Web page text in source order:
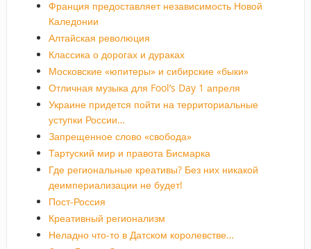
Франция предоставляет независимость Новой
Каледонии
Алтайская революция
Классика о дорогах и дураках
Московские «юпитеры» и сибирские «быки»
Отличная музыка для Fool’s Day 1 апреля
Украине придется пойти на территориальные
уступки России…
Запрещенное слово «свобода»
Тартуский мир и правота Бисмарка
Где региональные креативы? Без них никакой
деимпериализации не будет!
Пост-Россия
Креативный регионализм
Неладно что-то в Датском королевстве…